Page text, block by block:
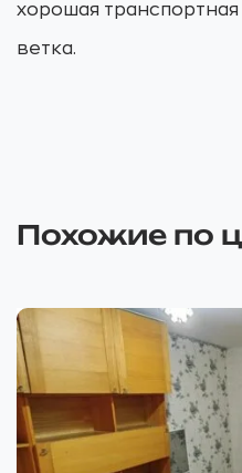
хорошая
ветка.
Похожие по